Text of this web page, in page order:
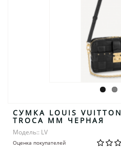
СУМКА LOUIS VUITTON
TROCA MM ЧЕРНАЯ
Модель:: LV
Оценка покупателей